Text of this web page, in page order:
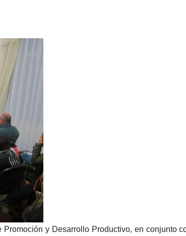
y Desarrollo Productivo, en conjunto